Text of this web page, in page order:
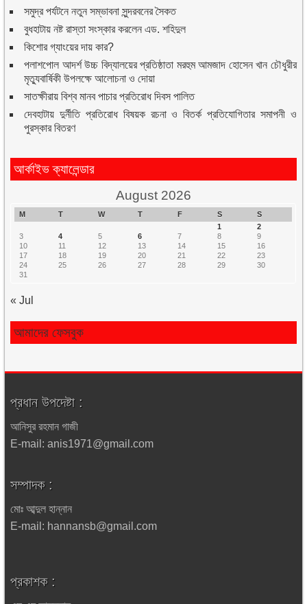
সমুদ্র পর্যটনে নতুন সম্ভাবনা সুন্দরবনের সৈকত
বুধহাটায় নষ্ট রাস্তা সংস্কার করলেন এড. শহিদুল
কিশোর গ্যাংয়ের দায় কার?
পলাশপোল আদর্শ উচ্চ বিদ্যালয়ের প্রতিষ্ঠাতা মরহুম আমজাদ হোসেন খান চৌধুরীর
মৃত্যুবার্ষিকী উপলক্ষে আলোচনা ও দোয়া
সাতক্ষীরায় বিশ্ব মানব পাচার প্রতিরোধ দিবস পালিত
দেবহাটায় দুর্নীতি প্রতিরোধ বিষয়ক রচনা ও বিতর্ক প্রতিযোগিতার সমাপনী ও
পুরস্কার বিতরণ
আর্কাইভ ক্যালেন্ডার
August 2026
M T W T F S
S
1
2
3
4 5 6 7 8
9
10
11 12 13 14 15
16
17
18 19 20 21 22
23
24
25 26 27 28 29
30
31
« Jul
আমাদের ফেসবুক
প্রধান উপদেষ্টা :
আনিসুর রহমান গাজী
E-mail: anis1971@gmail.com
সম্পাদক :
মোঃ আব্দুল হান্নান
E-mail: hannansb@gmail.com
প্রকাশক :